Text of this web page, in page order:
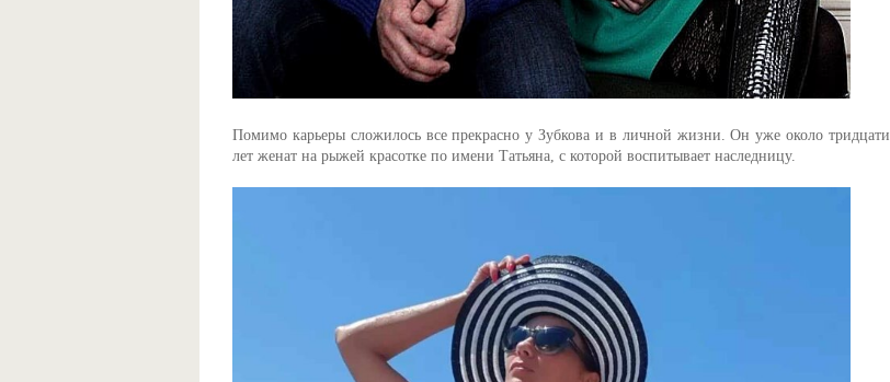
Помимо карьеры сложилось все прекрасно у Зубкова и в личной жизни. Он уже около тридцати
лет женат на рыжей красотке по имени Татьяна, с которой воспитывает наследницу.